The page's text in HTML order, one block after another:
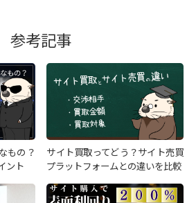
参考記事
もの？
ント
サイト買取ってどう？サイト売買
プラットフォームとの違いを比較